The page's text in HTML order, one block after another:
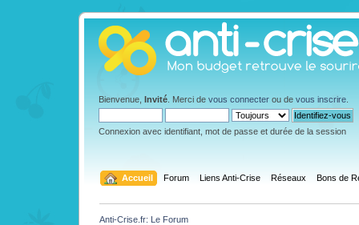
Bienvenue, Invité . Merci de vous connecter ou de vous inscrire
Connexion avec identifiant, mot de passe et durée de la session
Accueil Forum Liens Anti-Crise Réseaux Bons de
Anti-Crise.fr: Le Forum